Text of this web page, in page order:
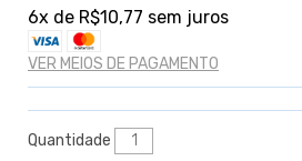
6x de R$10,77 sem juros
VER MEIOS DE PAGAMENTO
Quantidade